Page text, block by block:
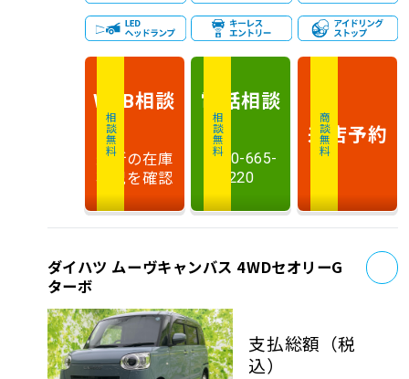
相談無料
WEB相談
最新の在庫
状況を確認
相談無料
電話相談
0120-665-
220
商談無料
来店予約
ダイハツ ムーヴキャンバス 4WDセオリーG
ターボ
支払総額 （税
込）